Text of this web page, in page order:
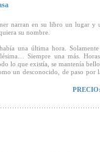
Ruipérez para el
imágenes llenas de color, con
para establecer un mundo
abriendo ventanas a la
narran en su libro un lugar y
su nombre.
una última hora.
Siempre una más.
lo que existía, se mantenía bello
un desconocido, de paso por
ya que es torpe. Tan torpe que
fumando sobre una
llorando, la Muerte se
el sufrimiento sino también la
PRECIO: